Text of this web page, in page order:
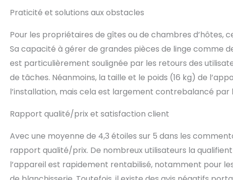
Praticité et solutions aux obstacles
Pour les propriétaires de gîtes ou de chambres
Sa capacité à gérer de grandes pièces de linge comme
est particulièrement soulignée par les retours des
de tâches. Néanmoins, la taille et le poids (16 kg) de
l’installation, mais cela est largement contrebalancé par
Rapport qualité/prix et satisfaction client
Avec une moyenne de 4,3 étoiles sur 5 dans les
rapport qualité/prix. De nombreux utilisateurs la
l’appareil est rapidement rentabilisé, notamment pour